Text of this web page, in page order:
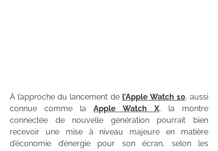
À l’approche du lancement de l’Apple Watch 10, aussi
connue comme la Apple Watch X, la montre
connectée de nouvelle génération pourrait bien
recevoir une mise à niveau majeure en matière
d’économie d’énergie pour son écran, selon les